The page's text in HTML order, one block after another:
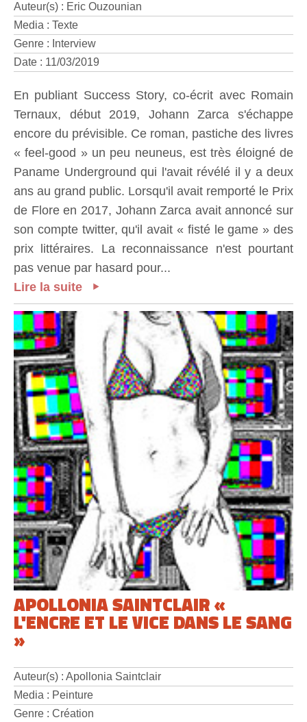
Auteur(s) : Eric Ouzounian
Media : Texte
Genre : Interview
Date : 11/03/2019
En publiant Success Story, co-écrit avec Romain
Ternaux, début 2019, Johann Zarca s'échappe
encore du prévisible. Ce roman, pastiche des livres
« feel-good » un peu neuneus, est très éloigné de
Paname Underground qui l'avait révélé il y a deux
ans au grand public. Lorsqu'il avait remporté le Prix
de Flore en 2017, Johann Zarca avait annoncé sur
son compte twitter, qu'il avait « fisté le game » des
prix littéraires. La reconnaissance n'est pourtant
pas venue par hasard pour...
Lire la suite
APOLLONIA SAINTCLAIR «
L'ENCRE ET LE VICE DANS LE SANG
»
Auteur(s) : Apollonia Saintclair
Media : Peinture
Genre : Création